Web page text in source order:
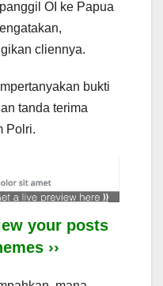
OI ke Papua
cliennya.
bukti
tanda terima
Polri.
your posts
››